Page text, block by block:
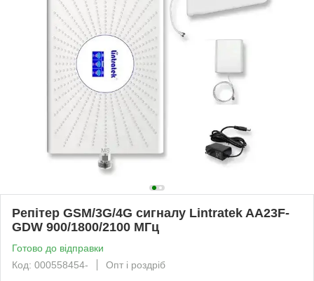
Репітер GSM/3G/4G сигналу Lintratek AA23F-
GDW 900/1800/2100 МГц
Готово до відправки
Код: 000558454-
Опт і роздріб